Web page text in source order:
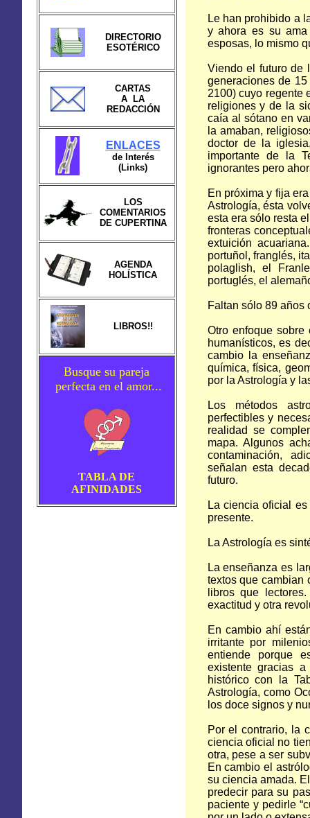
DIRECTORIO
ESOTÉRICO
CARTAS
A LA
REDACCIÓN
ENLACES
de Interés
(Links)
LOS
COMENTARIOS
DE CUPERTINA
AGENDA
HOLÍSTICA
LIBROS!!
Busque su pareja
perfecta en el amor...
TABLA DE
AFINIDADES
Le han prohibido a
y ahora es su
esposas, lo mismo
Viendo el futuro de
generaciones de
2100) cuyo regente
religiones y de la
caía al sótano en
la amaban,
doctor de la
importante de la
ignorantes pero
En próxima y fija
Astrología, ésta
esta era sólo resta
fronteras
extuición
portuñol, franglés,
polaglish, el
portuglés, el
Faltan sólo 89 años
Otro enfoque
humanísticos, es
cambio la
química, física,
por la Astrología y
Los métodos
perfectibles y
realidad se
mapa. Algunos
contaminación,
señalan esta
futuro.
La ciencia oficial
presente.
La Astrología es
La enseñanza es
textos que cambian
libros que
exactitud y otra
En cambio ahí
irritante por
entiende porque
existente gracias
histórico con la
Astrología, como
los doce signos y
Por el contrario, la
ciencia oficial no
otra, pese a ser
En cambio el
su ciencia amada.
predecir para su
paciente y pedirle